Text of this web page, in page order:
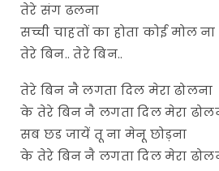
तेरे संग ढलना
सच्ची चाहतों का होता कोई मोल ना
तेरे बिन.. तेरे बिन..
तेरे बिन नै लगता दिल मेरा ढोलना
के तेरे बिन नै लगता दिल मेरा
सब छड जायें तू ना मेनू छोड़ना
के तेरे बिन नै लगता दिल मेरा